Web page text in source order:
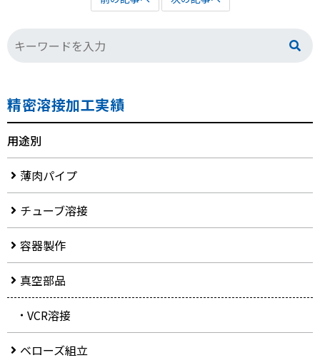
精密溶接加工実績
用途別
薄肉パイプ
チューブ溶接
容器製作
真空部品
VCR溶接
ベローズ組立